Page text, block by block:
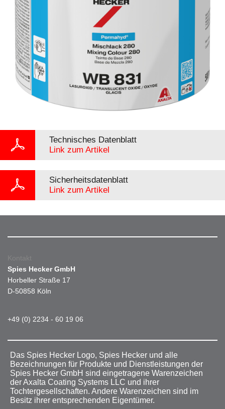
Technisches Datenblatt
Link zum Artikel
Sicherheitsdatenblatt
Link zum Artikel
Kontakt
Spies Hecker GmbH
Horbeller Straße 17
D-50858 Köln
+49 (0) 2234 - 60 19 06
Das Spies Hecker Logo, Spies Hecker und alle
Bezeichnungen für Produkte und Dienstleistungen der
Spies Hecker GmbH sind eingetragene Warenzeichen
der Axalta Coating Systems LLC und ihrer
Tochtergesellschaften. Andere Warenzeichen sind im
Besitz ihrer entsprechenden Eigentümer.